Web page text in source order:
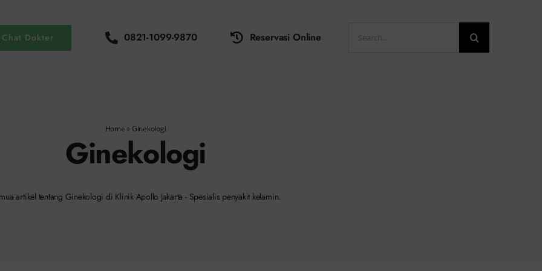
Chat Dokter 0821-1099-9870 Reservasi Online
for:
Home » Ginekologi
Ginekologi
artikel tentang Ginekologi di Klinik Apollo Jakarta - Spesialis penyakit kelamin.